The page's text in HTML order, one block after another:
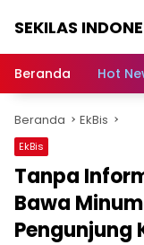
SEKILAS
Terkini,
Latest
World,
Headlines,
News
Today
Beranda Hot
Beranda EkBis
EkBis
Tanpa
Bawa
Pengunjung